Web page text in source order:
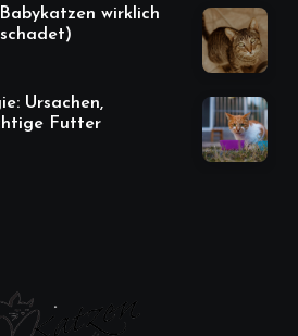
wirklich
Ursachen,
Futter